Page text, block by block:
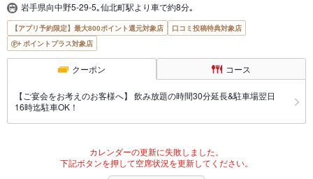
岩手県向中野5-29-5｡仙北町駅より車で約8分｡
【アプリ予約限定】最大800ポイント還元対象店
口コミ投稿特典対象店
ポイントプラス対象店
クーポン コース
【ご宴会をお考えのお客様へ】 飲み放題の時間30分延長&駐車場翌日
16時迄駐車OK！
カレンダーの更新に失敗しました。
下記ボタンを押して空席状況を更新してください。